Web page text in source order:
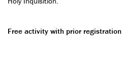
Free activity with prior registration